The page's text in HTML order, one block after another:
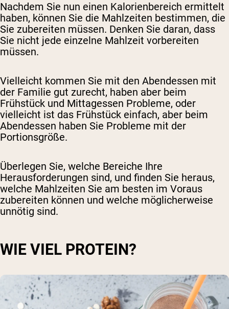
Nachdem Sie nun einen Kalorienbereich ermittelt
haben, können Sie die Mahlzeiten bestimmen, die
Sie zubereiten müssen. Denken Sie daran, dass
Sie nicht jede einzelne Mahlzeit vorbereiten
müssen.
Vielleicht kommen Sie mit den Abendessen mit
der Familie gut zurecht, haben aber beim
Frühstück und Mittagessen Probleme, oder
vielleicht ist das Frühstück einfach, aber beim
Abendessen haben Sie Probleme mit der
Portionsgröße.
Überlegen Sie, welche Bereiche Ihre
Herausforderungen sind, und finden Sie heraus,
welche Mahlzeiten Sie am besten im Voraus
zubereiten können und welche möglicherweise
unnötig sind.
WIE VIEL PROTEIN?